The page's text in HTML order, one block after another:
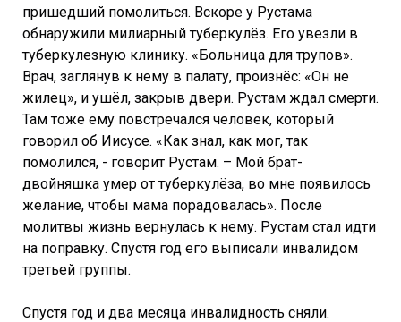
пришедший помолиться. Вскоре у Рустама
обнаружили милиарный туберкулёз. Его увезли в
туберкулезную клинику. «Больница для трупов».
Врач, заглянув к нему в палату, произнёс: «Он не
жилец», и ушёл, закрыв двери. Рустам ждал смерти.
Там тоже ему повстречался человек, который
говорил об Иисусе. «Как знал, как мог, так
помолился, - говорит Рустам. – Мой брат-
двойняшка умер от туберкулёза, во мне появилось
желание, чтобы мама порадовалась». После
молитвы жизнь вернулась к нему. Рустам стал идти
на поправку. Спустя год его выписали инвалидом
третьей группы.
Спустя год и два месяца инвалидность сняли.